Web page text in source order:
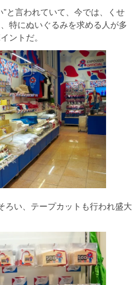
”と言われていて、今では、くせ
特にぬいぐるみを求める人が多
ントだ。
ろい、テープカットも行われ盛大